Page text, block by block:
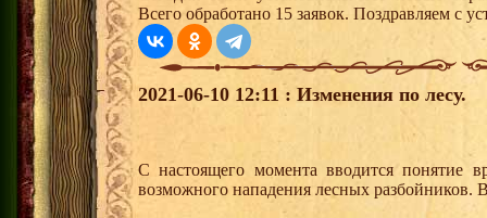
Всего обработано 15 заявок. Поздравляем с
2021-06-10 12:11 : Изменения по лесу.
С настоящего момента вводится понятие
возможного нападения лесных разбойников.